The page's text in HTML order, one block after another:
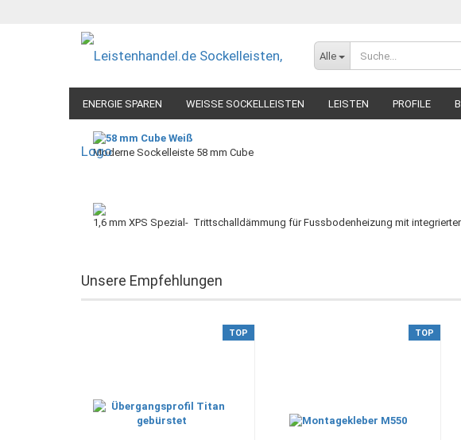
Alle
ENERGIE SPAREN WEISSE SOCKELLEISTEN LEISTEN PROFILE
Moderne Sockelleiste 58 mm Cube
1,6 mm XPS Spezial- Trittschalldämmung für Fussbodenheizung mit
Unsere Empfehlungen
TOP TOP